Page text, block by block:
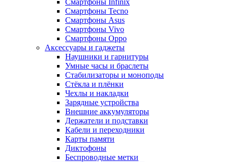
Смартфоны Infinix
Смартфоны Tecno
Смартфоны Asus
Смартфоны Vivo
Смартфоны Oppo
Аксессуары и гаджеты
Наушники и гарнитуры
Умные часы и браслеты
Стабилизаторы и моноподы
Стёкла и плёнки
Чехлы и накладки
Зарядные устройства
Внешние аккумуляторы
Держатели и подставки
Кабели и переходники
Карты памяти
Диктофоны
Беспроводные метки